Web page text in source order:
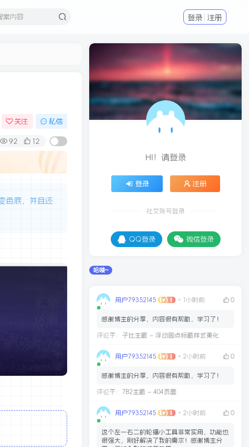
登录 注册
关注 私信
92 12
色底，并且还
HI！请登录
登录 注册
社交账号登录
QQ登录 微信登录
哈喽~
用户79352145 1小时前 0
感谢博主的分享，内容很有帮助，学习了！
评论于： 子比主题 – 浮动圆点标题样式美化
用户79352145 2小时前 0
感谢博主的分享，内容很有帮助，学习了！
评论于： 7B2主题 – 404页面
用户79352145 2小时前 0
这个左一右二的轮播小工具非常实用，功能也
很强大，刚好解决了我的需求！感谢博主分